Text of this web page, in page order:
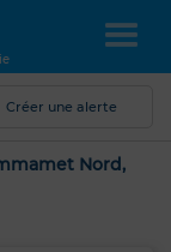
Créer une alerte
Nord,